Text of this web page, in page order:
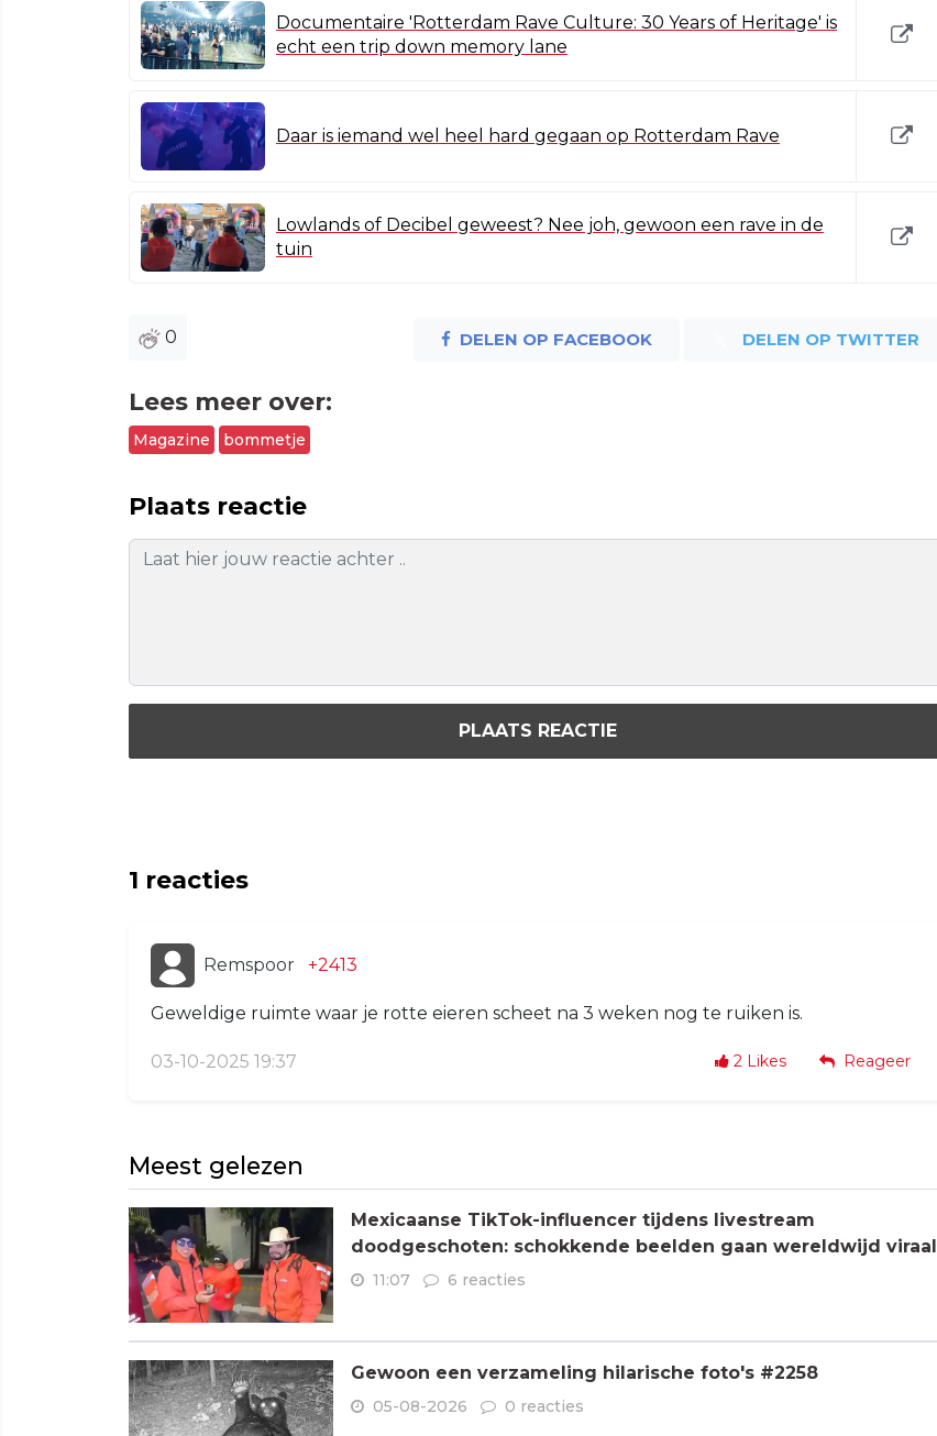
Documentaire 'Rotterdam Rave Culture: 30 Years of Heritage' is
echt een trip down memory lane
Daar is iemand wel heel hard gegaan op Rotterdam Rave
Lowlands of Decibel geweest? Nee joh, gewoon een rave in de
tuin
0 DELEN OP FACEBOOK DELEN OP TWITTER
Lees meer over:
Magazine bommetje
Plaats reactie
PLAATS REACTIE
1 reacties
Remspoor +2413
Geweldige ruimte waar je rotte eieren scheet na 3 weken nog te ruiken is.
03-10-2025 19:37 2 Likes Reageer
Meest gelezen
Mexicaanse TikTok-influencer tijdens livestream
doodgeschoten: schokkende beelden gaan wereldwijd viraal
11:07 6 reacties
Gewoon een verzameling hilarische foto's #2258
05-08-2026 0 reacties